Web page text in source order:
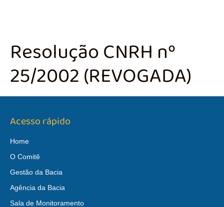
Resolução CNRH nº
25/2002 (REVOGADA)
Acesso rápido
Home
O Comitê
Gestão da Bacia
Agência da Bacia
Sala de Monitoramento